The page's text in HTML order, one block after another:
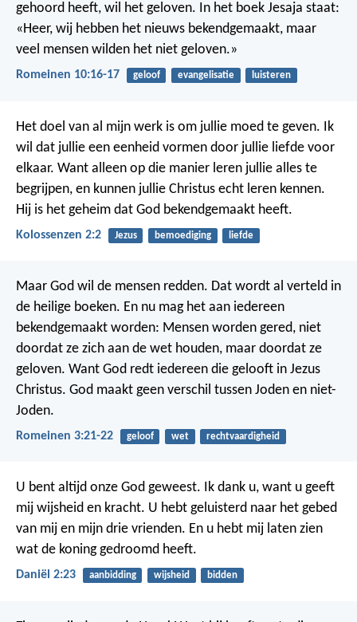
gehoord heeft, wil het geloven. In het boek Jesaja staat:
«Heer, wij hebben het nieuws bekendgemaakt, maar
veel mensen wilden het niet geloven.»
Romeinen 10:16-17 geloof evangelisatie luisteren
Het doel van al mijn werk is om jullie moed te geven. Ik
wil dat jullie een eenheid vormen door jullie liefde voor
elkaar. Want alleen op die manier leren jullie alles te
begrijpen, en kunnen jullie Christus echt leren kennen.
Hij is het geheim dat God bekendgemaakt heeft.
Kolossenzen 2:2 Jezus bemoediging liefde
Maar God wil de mensen redden. Dat wordt al verteld in
de heilige boeken. En nu mag het aan iedereen
bekendgemaakt worden: Mensen worden gered, niet
doordat ze zich aan de wet houden, maar doordat ze
geloven. Want God redt iedereen die gelooft in Jezus
Christus. God maakt geen verschil tussen Joden en niet-
Joden.
Romeinen 3:21-22 geloof wet rechtvaardigheid
U bent altijd onze God geweest. Ik dank u, want u geeft
mij wijsheid en kracht. U hebt geluisterd naar het gebed
van mij en mijn drie vrienden. En u hebt mij laten zien
wat de koning gedroomd heeft.
Daniël 2:23 aanbidding wijsheid bidden